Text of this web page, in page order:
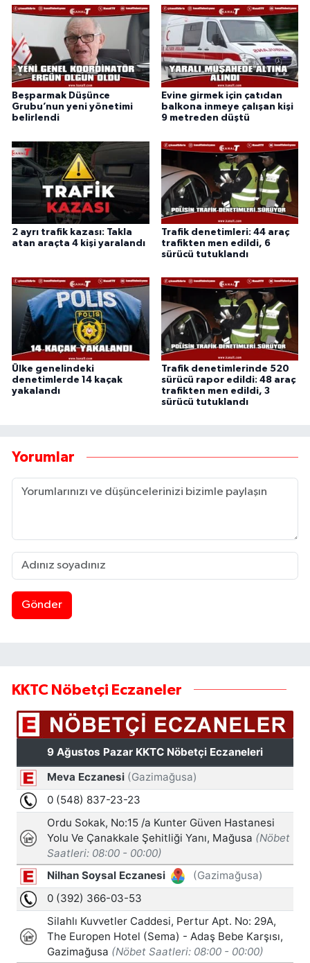
Beşparmak Düşünce
Grubu’nun yeni yönetimi
belirlendi
Evine girmek için çatıdan
balkona inmeye çalışan kişi
9 metreden düştü
2 ayrı trafik kazası: Takla
atan araçta 4 kişi yaralandı
Trafik denetimleri: 44 araç
trafikten men edildi, 6
sürücü tutuklandı
Ülke genelindeki
denetimlerde 14 kaçak
yakalandı
Trafik denetimlerinde 520
sürücü rapor edildi: 48 araç
trafikten men edildi, 3
sürücü tutuklandı
Yorumlar
Gönder
KKTC Nöbetçi Eczaneler